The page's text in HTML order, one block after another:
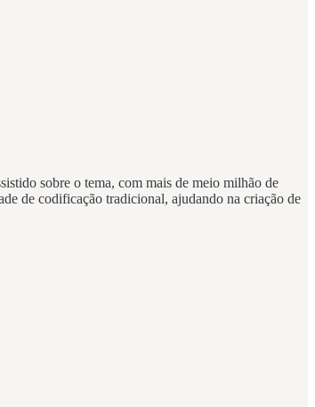
sobre o tema, com mais de meio milhão de
de codificação tradicional, ajudando na criação de